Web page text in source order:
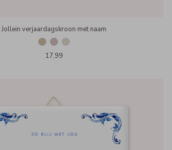
Jollein verjaardagskroon met naam
17,99